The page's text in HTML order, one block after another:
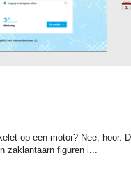
op een motor? Nee, hoor.
zaklantaarn figuren i...